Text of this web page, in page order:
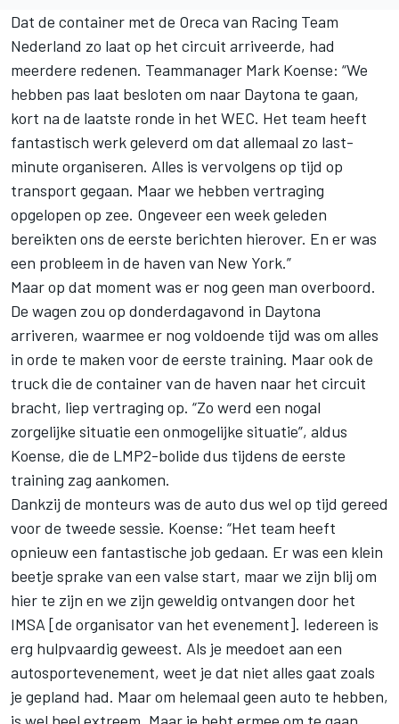
Dat de container met de Oreca van Racing Team
Nederland zo laat op het circuit arriveerde, had
meerdere redenen. Teammanager Mark Koense: “We
hebben pas laat besloten om naar Daytona te gaan,
kort na de laatste ronde in het WEC. Het team heeft
fantastisch werk geleverd om dat allemaal zo last-
minute organiseren. Alles is vervolgens op tijd op
transport gegaan. Maar we hebben vertraging
opgelopen op zee. Ongeveer een week geleden
bereikten ons de eerste berichten hierover. En er was
een probleem in de haven van New York.”
Maar op dat moment was er nog geen man overboord.
De wagen zou op donderdagavond in Daytona
arriveren, waarmee er nog voldoende tijd was om alles
in orde te maken voor de eerste training. Maar ook de
truck die de container van de haven naar het circuit
bracht, liep vertraging op. “Zo werd een nogal
zorgelijke situatie een onmogelijke situatie”, aldus
Koense, die de LMP2-bolide dus tijdens de eerste
training zag aankomen.
Dankzij de monteurs was de auto dus wel op tijd gereed
voor de tweede sessie. Koense: “Het team heeft
opnieuw een fantastische job gedaan. Er was een klein
beetje sprake van een valse start, maar we zijn blij om
hier te zijn en we zijn geweldig ontvangen door het
IMSA [de organisator van het evenement]. Iedereen is
erg hulpvaardig geweest. Als je meedoet aan een
autosportevenement, weet je dat niet alles gaat zoals
je gepland had. Maar om helemaal geen auto te hebben,